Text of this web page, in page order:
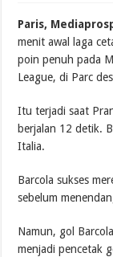
Paris,
menit awal laga
poin penuh pada
League, di Parc
Itu terjadi saat
berjalan 12 detik.
Italia.
Barcola sukses
sebelum
Namun, gol
menjadi pencetak